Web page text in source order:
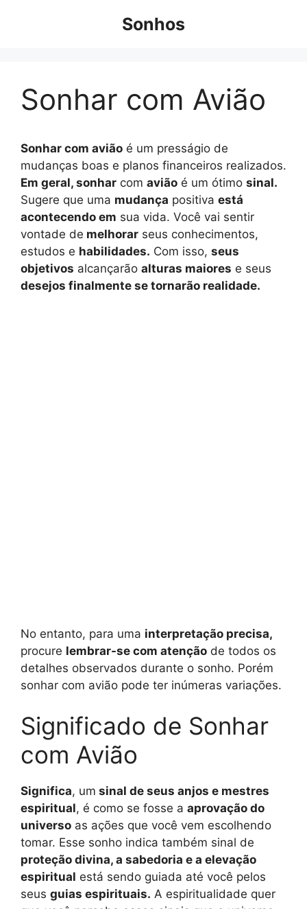
Sonhos
Sonhar com Avião
Sonhar com avião é um presságio de
mudanças boas e planos financeiros realizados.
Em geral, sonhar com avião é um ótimo sinal.
Sugere que uma mudança positiva está
acontecendo em sua vida. Você vai sentir
vontade de melhorar seus conhecimentos,
estudos e habilidades. Com isso, seus
objetivos alcançarão alturas maiores e seus
desejos finalmente se tornarão realidade.
No entanto, para uma interpretação precisa,
procure lembrar-se com atenção de todos os
detalhes observados durante o sonho. Porém
sonhar com avião pode ter inúmeras variações.
Significado de Sonhar
com Avião
Significa, um sinal de seus anjos e mestres
espiritual, é como se fosse a aprovação do
universo as ações que você vem escolhendo
tomar. Esse sonho indica também sinal de
proteção divina, a sabedoria e a elevação
espiritual está sendo guiada até você pelos
seus guias espirituais. A espiritualidade quer